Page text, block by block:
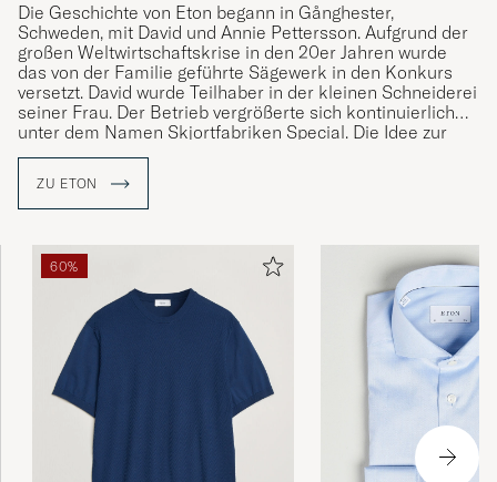
Die Geschichte von Eton begann in Gånghester,
Schweden, mit David und Annie Pettersson. Aufgrund der
großen Weltwirtschaftskrise in den 20er Jahren wurde
das von der Familie geführte Sägewerk in den Konkurs
versetzt. David wurde Teilhaber in der kleinen Schneiderei
seiner Frau. Der Betrieb vergrößerte sich kontinuierlich
unter dem Namen Skjortfabriken Special. Die Idee zur
Bezeichnung Eton entstand bei einer Reise durch
erfreute sich schnell großer Beliebtheit. Der Name Eton
war entstanden und manifestierte sich als
ZU ETON
60%